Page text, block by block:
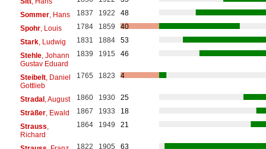
Sommer, Hans 1837 1922
48
Spohr, Louis 1784 1859
40
Stark, Ludwig 1831 1884
53
Stehle, Johann
Gustav Eduard
1839 1915 46
Steibelt, Daniel
Gottlieb
1765 1823 4
Stradal, August 1860 1930
25
Sträßer, Ewald 1867 1933
18
Strauss
Richard
1864 1949 21
1822 1905
63